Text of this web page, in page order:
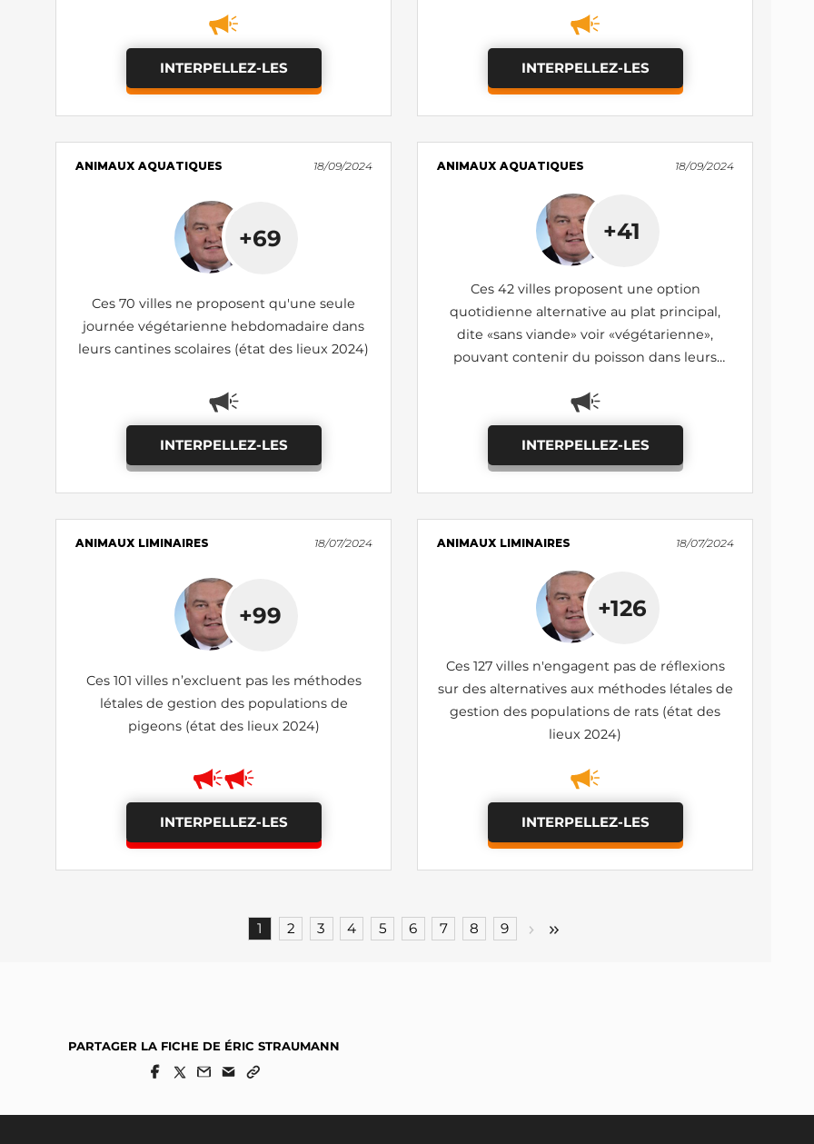
INTERPELLEZ-LES INTERPELLEZ-LES
ANIMAUX AQUATIQUES 18/09/2024
+69
Ces 70 villes ne proposent qu'une seule
journée végétarienne hebdomadaire dans
leurs cantines scolaires (état des lieux 2024)
INTERPELLEZ-LES
ANIMAUX AQUATIQUES 18/09/2024
+41
Ces 42 villes proposent une option
quotidienne alternative au plat principal,
dite «sans viande» voir «végétarienne»,
pouvant contenir du poisson dans leurs
INTERPELLEZ-LES
ANIMAUX LIMINAIRES 18/07/2024
+99
Ces 101 villes n’excluent pas les méthodes
létales de gestion des populations de
pigeons (état des lieux 2024)
INTERPELLEZ-LES
ANIMAUX LIMINAIRES 18/07/2024
+126
Ces 127 villes n'engagent pas de réflexions
sur des alternatives aux méthodes létales de
gestion des populations de rats (état des
lieux 2024)
INTERPELLEZ-LES
1 2 3 4 5 6 7 8 9
PARTAGER LA FICHE DE ÉRIC STRAUMANN